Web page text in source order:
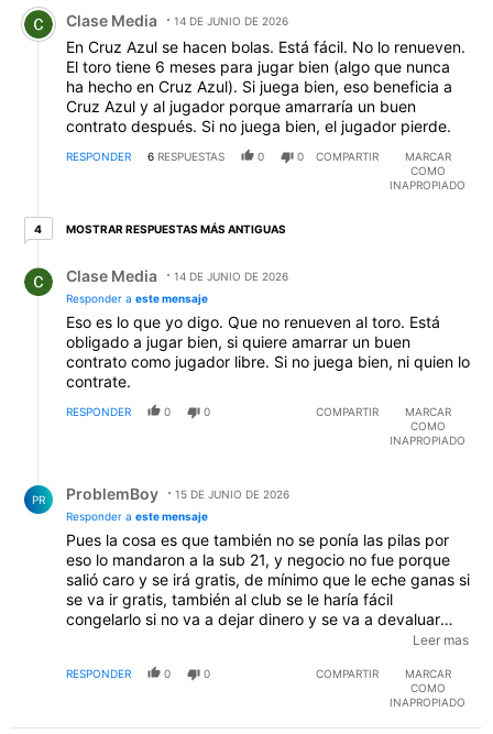
Clase Media 14 DE JUNIO DE 2026
En Cruz Azul se hacen bolas. Está fácil. No lo renueven.
El toro tiene 6 meses para jugar bien (algo que nunca
ha hecho en Cruz Azul). Si juega bien, eso beneficia a
Cruz Azul y al jugador porque amarraría un buen
contrato después. Si no juega bien, el jugador pierde.
RESPONDER 6 RESPUESTAS 0 0 COMPARTIR
MARCAR
COMO
INAPROPIADO
44 respuestas más antiguas
MOSTRAR RESPUESTAS MÁS ANTIGUAS
Clase Media
14 DE JUNIO DE 2026
Responder a este mensaje
Eso es lo que yo digo. Que no renueven al toro. Está
obligado a jugar bien, si quiere amarrar un buen
contrato como jugador libre. Si no juega bien, ni quien lo
contrate.
RESPONDER 0 0 COMPARTIR
MARCAR
COMO
INAPROPIADO
PR ProblemBoy
15 DE JUNIO DE 2026
Responder a este mensaje
Pues la cosa es que también no se ponía las pilas por
eso lo mandaron a la sub 21, y negocio no fue porque
salió caro y se irá gratis, de mínimo que le eche ganas si
se va ir gratis, también al club se le haría fácil
congelarlo si no va a dejar dinero y se va a devaluar
más de lo que ya está. (Por cierto que cuando se va a
ganitas :p)
Leer mas
RESPONDER 0 0 COMPARTIR
MARCAR
COMO
INAPROPIADO